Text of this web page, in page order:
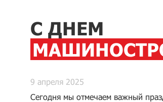
С ДНЕМ
9 апреля 2025
Сегодня мы отмечаем важный